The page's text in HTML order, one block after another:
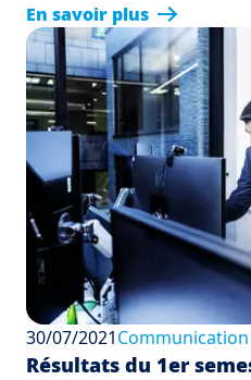
En savoir plus
30/07/2021
Résultats du 1er